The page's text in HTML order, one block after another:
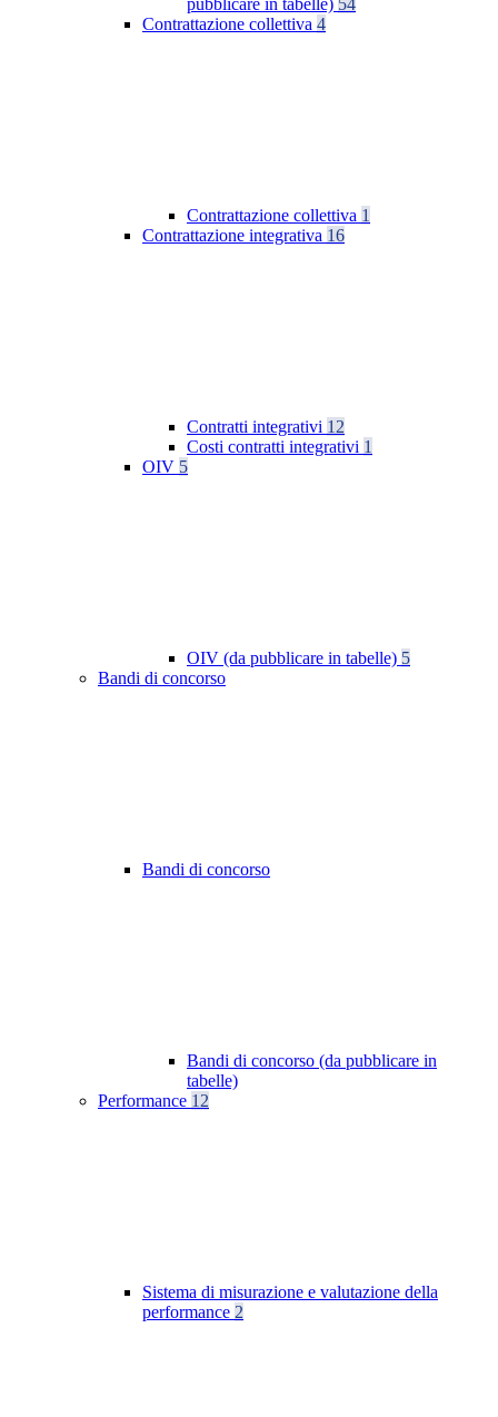
pubblicare in tabelle) 54
Contrattazione collettiva 4
Contrattazione collettiva 1
Contrattazione integrativa 16
Contratti integrativi 12
Costi contratti integrativi 1
OIV 5
OIV (da pubblicare in tabelle) 5
Bandi di concorso
Bandi di concorso
Bandi di concorso (da pubblicare in
tabelle)
Performance 12
Sistema di misurazione e valutazione della
performance 2